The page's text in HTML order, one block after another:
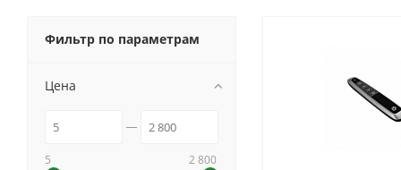
Фильтр по параметрам
Цена
5 2 800